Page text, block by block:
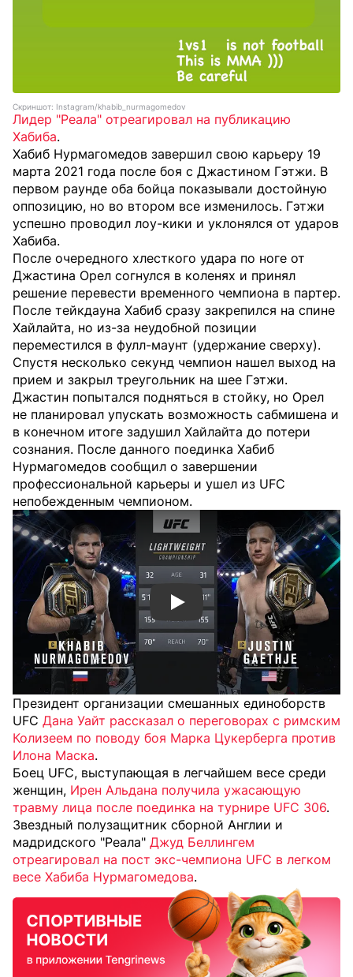
Скриншот: Instagram/khabib_nurmagomedov
Лидер "Реала" отреагировал на публикацию
Хабиба.
Хабиб Нурмагомедов завершил свою карьеру 19
марта 2021 года после боя с Джастином Гэтжи. В
первом раунде оба бойца показывали достойную
оппозицию, но во втором все изменилось. Гэтжи
успешно проводил лоу-кики и уклонялся от ударов
Хабиба.
После очередного хлесткого удара по ноге от
Джастина Орел согнулся в коленях и принял
решение перевести временного чемпиона в партер.
После тейкдауна Хабиб сразу закрепился на спине
Хайлайта, но из-за неудобной позиции
переместился в фулл-маунт (удержание сверху).
Спустя несколько секунд чемпион нашел выход на
прием и закрыл треугольник на шее Гэтжи.
Джастин попытался подняться в стойку, но Орел
не планировал упускать возможность сабмишена и
в конечном итоге задушил Хайлайта до потери
сознания. После данного поединка Хабиб
Нурмагомедов сообщил о завершении
профессиональной карьеры и ушел из UFC
непобежденным чемпионом.
Смотреть видео YouTube
Президент организации смешанных единоборств
UFC Дана Уайт рассказал о переговорах с римским
Колизеем по поводу боя Марка Цукерберга против
Илона Маска.
Боец UFC, выступающая в легчайшем весе среди
женщин, Ирен Альдана получила ужасающую
травму лица после поединка на турнире UFC 306.
Звездный полузащитник сборной Англии и
мадридского "Реала" Джуд Беллингем
отреагировал на пост экс-чемпиона UFC в легком
весе Хабиба Нурмагомедова.